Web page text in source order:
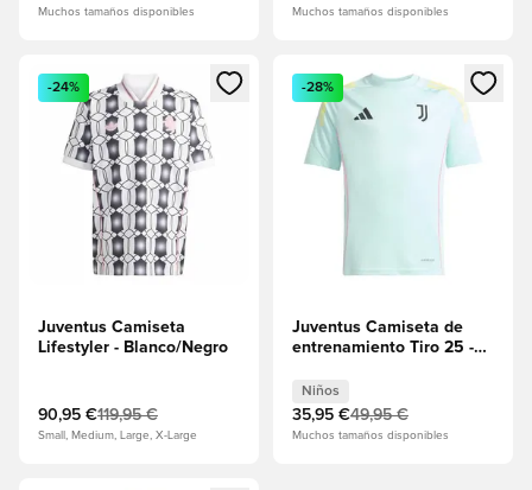
Muchos tamaños disponibles Muchos tamaños disponibles
Abre un modal para iniciar sesión o registrarse como
-24%
Juventus Camiseta
Lifestyler - Blanco/Negro
90,95 €119,95 €
Small, Medium, Large, X-Large
Abre un modal para iniciar
-28%
Juventus Camiseta de
entrenamiento Tiro 25 -
Niños
35,95 €49,95 €
Muchos tamaños disponibles